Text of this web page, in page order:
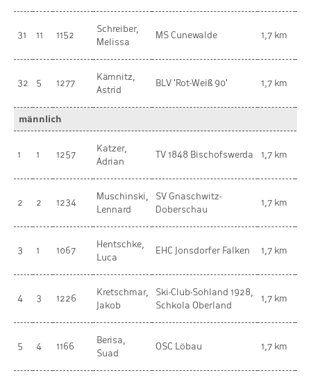
31 11 1152
Schreiber,
Melissa
MS Cunewalde 1,7 km
32 5 1277
Kämnitz,
Astrid
BLV 'Rot-Weiß 90' 1,7 km
männlich
1 1 1257
Katzer,
Adrian
TV 1848 Bischofswerda 1,7 km
2 2 1234
Muschinski,
Lennard
SV Gnaschwitz-
Doberschau
1,7 km
3 1 1067
Hentschke,
Luca
EHC Jonsdorfer Falken 1,7 km
4 3 1226
Kretschmar,
Jakob
Ski-Club-Sohland 1928,
Schkola Oberland
1,7 km
5 4 1166
Berisa,
Suad
OSC Löbau 1,7 km